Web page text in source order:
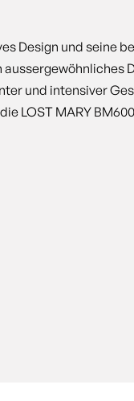
Design und
und intensiver
LOST MARY